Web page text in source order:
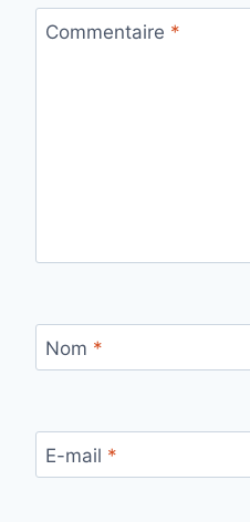
Commentaire *
Nom *
E-mail *